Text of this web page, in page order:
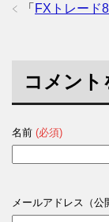
「 FXトレード
コメント
名前 (必須)
メールアドレス（公